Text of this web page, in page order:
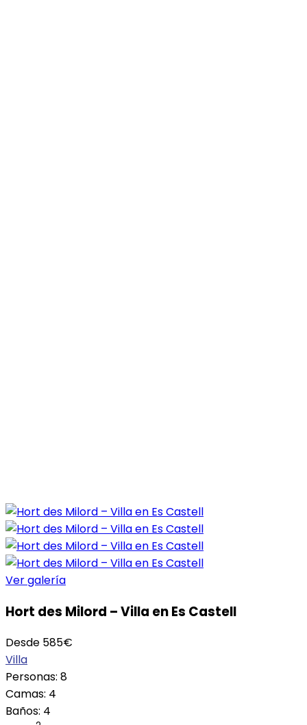
Ver galería
Hort des Milord – Villa en Es Castell
Desde 585€
Villa
Personas: 8
Camas: 4
Baños: 4